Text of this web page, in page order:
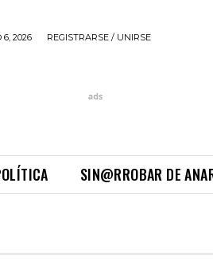
6, 2026 REGISTRARSE / UNIRSE
SIN@RROBAR DE